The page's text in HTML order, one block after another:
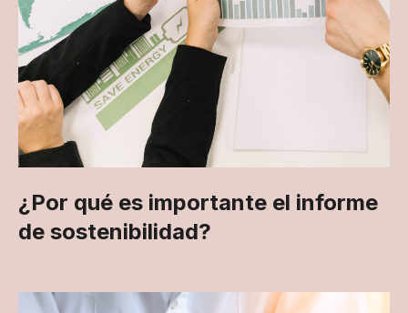
¿Por qué es importante el informe
de sostenibilidad?